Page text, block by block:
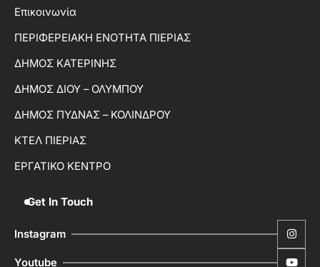
Επικοινωνία
ΠΕΡΙΦΕΡΕΙΑΚΗ ΕΝΟΤΗΤΑ ΠΙΕΡΙΑΣ
ΔΗΜΟΣ ΚΑΤΕΡΙΝΗΣ
ΔΗΜΟΣ ΔΙΟΥ – ΟΛΥΜΠΟΥ
ΔΗΜΟΣ ΠΥΔΝΑΣ – ΚΟΛΙΝΔΡΟΥ
ΚΤΕΛ ΠΙΕΡΙΑΣ
ΕΡΓΑΤΙΚΟ ΚΕΝΤΡΟ
Get In Touch
Instagram
Youtube